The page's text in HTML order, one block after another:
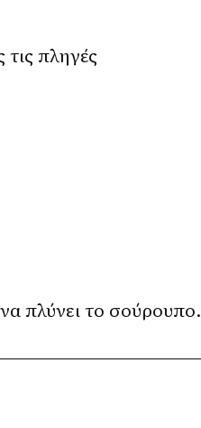
πληγές
πλύνει το σούρουπο.